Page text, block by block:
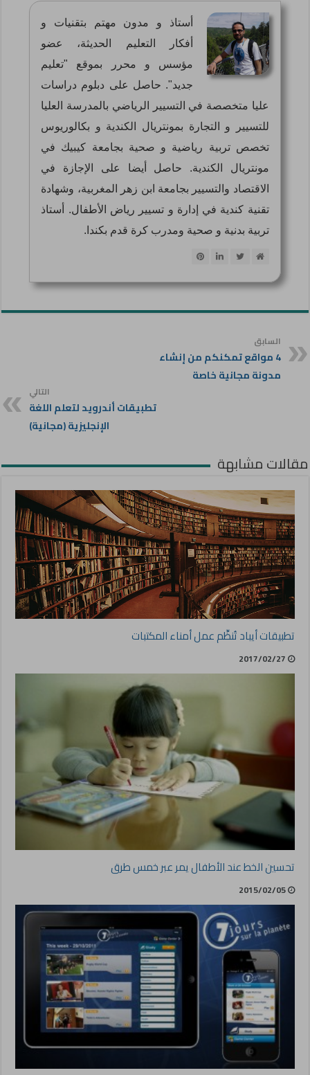
أستاذ و مدون مهتم بتقنيات و
أفكار التعليم الحديثة، عضو
مؤسس و محرر بموقع "تعليم
جديد". حاصل على دبلوم دراسات
عليا متخصصة في التسيير الرياضي بالمدرسة العليا
للتسيير و التجارة بمونتريال الكندية و بكالوريوس
تخصص تربية رياضية و صحية بجامعة كيبيك في
مونتريال الكندية. حاصل أيضا على الإجازة في
الاقتصاد والتسيير بجامعة ابن زهر المغربية، وشهادة
تقنية كندية في إدارة و تسيير رياض الأطفال. أستاذ
تربية بدنية و صحية ومدرب كرة قدم بكندا.
السابق
4 مواقع تمكنكم من إنشاء
مدونة مجانية خاصة
التالي
تطبيقات أندرويد لتعلم اللغة
الإنجليزية (مجانية)
مقالات مشابهة
تطبيقات أيباد تُنظِّم عمل أمناء المكتبات
2017/02/27
تحسين الخط عند الأطفال يمر عبر خمس طرق
2015/02/05